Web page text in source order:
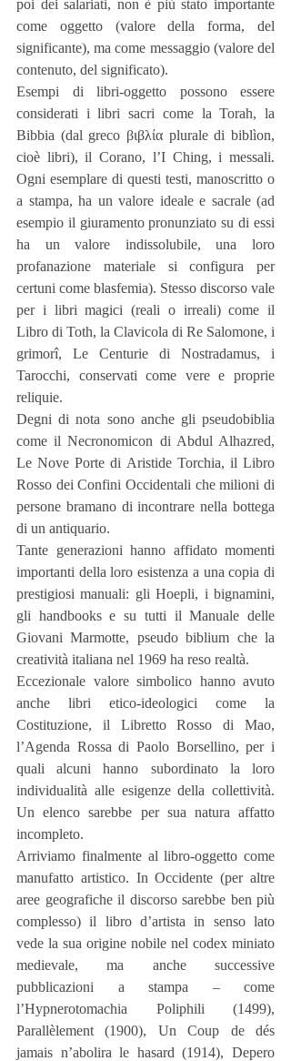
poi dei salariati, non è più stato importante
come oggetto (valore della forma, del
significante), ma come messaggio (valore del
contenuto, del significato).
Esempi di libri-oggetto possono essere
considerati i libri sacri come la Torah, la
Bibbia (dal greco βιβλία plurale di biblìon,
cioè libri), il Corano, l’I Ching, i messali.
Ogni esemplare di questi testi, manoscritto o
a stampa, ha un valore ideale e sacrale (ad
esempio il giuramento pronunziato su di essi
ha un valore indissolubile, una loro
profanazione materiale si configura per
certuni come blasfemia). Stesso discorso vale
per i libri magici (reali o irreali) come il
Libro di Toth, la Clavicola di Re Salomone, i
grimorî, Le Centurie di Nostradamus, i
Tarocchi, conservati come vere e proprie
reliquie.
Degni di nota sono anche gli pseudobiblia
come il Necronomicon di Abdul Alhazred,
Le Nove Porte di Aristide Torchia, il Libro
Rosso dei Confini Occidentali che milioni di
persone bramano di incontrare nella bottega
di un antiquario.
Tante generazioni hanno affidato momenti
importanti della loro esistenza a una copia di
prestigiosi manuali: gli Hoepli, i bignamini,
gli handbooks e su tutti il Manuale delle
Giovani Marmotte, pseudo biblium che la
creatività italiana nel 1969 ha reso realtà.
Eccezionale valore simbolico hanno avuto
anche libri etico-ideologici come la
Costituzione, il Libretto Rosso di Mao,
l’Agenda Rossa di Paolo Borsellino, per i
quali alcuni hanno subordinato la loro
individualità alle esigenze della collettività.
Un elenco sarebbe per sua natura affatto
incompleto.
Arriviamo finalmente al libro-oggetto come
manufatto artistico. In Occidente (per altre
aree geografiche il discorso sarebbe ben più
complesso) il libro d’artista in senso lato
vede la sua origine nobile nel codex miniato
medievale, ma anche successive
pubblicazioni a stampa – come
l’Hypnerotomachia Poliphili (1499),
Parallèlement (1900), Un Coup de dés
jamais n’abolira le hasard (1914), Depero